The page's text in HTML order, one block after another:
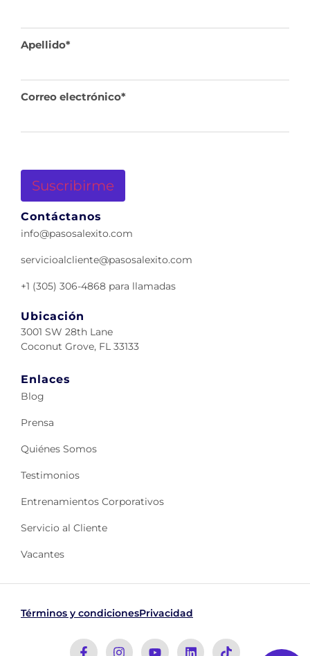
Apellido*
Correo electrónico*
Contáctanos
info@pasosalexito.com
servicioalcliente@pasosalexito.com
+1 (305) 306-4868 para llamadas
Ubicación
3001 SW 28th Lane
Coconut Grove, FL 33133
Enlaces
Blog
Prensa
Quiénes Somos
Testimonios
Entrenamientos Corporativos
Servicio al Cliente
Vacantes
Términos y condicionesPrivacidad